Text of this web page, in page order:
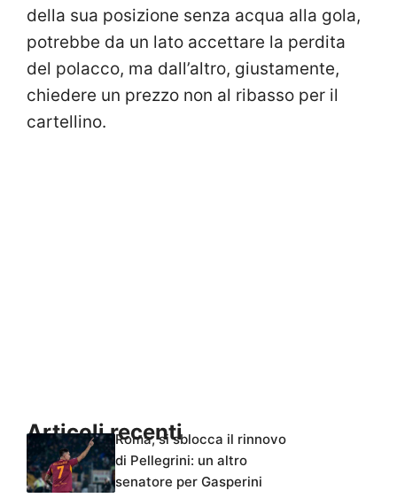
della sua posizione senza acqua alla gola,
potrebbe da un lato accettare la perdita
del polacco, ma dall’altro, giustamente,
chiedere un prezzo non al ribasso per il
cartellino.
Articoli recentiRoma, si sblocca il rinnovo
di Pellegrini: un altro
senatore per Gasperini